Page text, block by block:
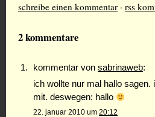
schreibe einen kommentar · rss
2 kommentare
kommentar von sabrinaweb:
ich wollte nur mal hallo
mit. deswegen: hallo
22. januar 2010 um 20:12